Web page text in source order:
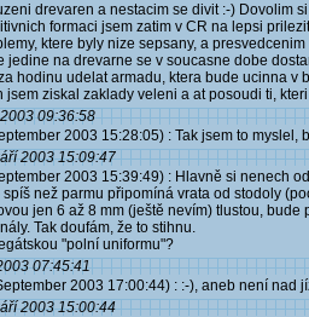
drevaren a nestacim se divit :-) Dovolim
formaci jsem zatim v CR na lepsi
ktere byly nize sepsany, a
jedine na drevarne se v soucasne dobe
hodinu udelat armadu, ktera bude ucinna v
jsem ziskal zaklady veleni a at posoudi ti,
09:36:58
2003 15:28:05) : Tak jsem to myslel,
2003 15:09:47
2003 15:39:49) : Hlavně si nenech
spíš než parmu připomíná vrata od stodoly
jen 6 až 8 mm (ještě nevím) tlustou,
Tak doufám, že to stihnu.
"polní uniformu"?
07:45:41
2003 17:00:44) : :-), aneb není nad
2003 15:00:44